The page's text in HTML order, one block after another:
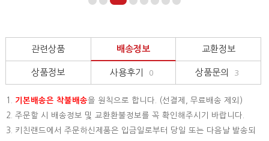
관련상품 배송정보 교환정보
상품정보 사용후기 0 상품문의 3
1. 기본배송은 착불배송을 원칙으로 합니다. (선결제, 무료배송 제외)
2. 주문할 시 배송정보 및 교환환불정보를 꼭 확인해주시기 바랍니다.
3. 키친랜드에서 주문하신제품은 입금일로부터 당일 또는 다음날 발송되